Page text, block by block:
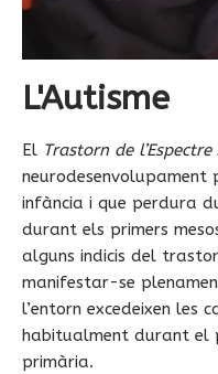
L'Autisme
El Trastorn de
neurodesenvolupament
infància i que perdura
durant els primers
alguns indicis del
manifestar-se
l’entorn excedeixen les
habitualment durant el
primària.